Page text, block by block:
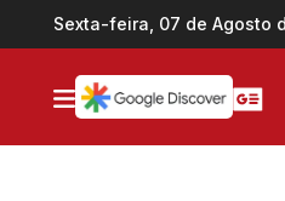
Ir direto pro conteúdo
Sexta-feira, 07 de Agosto